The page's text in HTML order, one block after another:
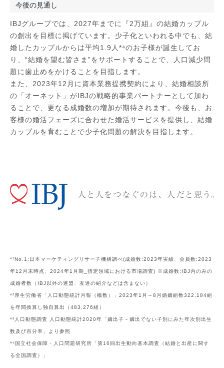
今後の見通し
IBJグループでは、2027年までに『2万組』の結婚カップル
の創出を目標に掲げています。少子化といわれる中でも、結
婚したカップルからは平均1.9人*⁴のお子様が誕生してお
り、“結婚を望む皆さま”をサポートすることで、人口減少問
題に歯止めをかけることを目指します。
また、2023年12月に資本業務提携契約により、結婚相談所
の「オーネット」がIBJの戦略的事業パートナーとして加わ
ることで、更なる成婚数の増加が期待されます。今後も、お
客様の婚活フェーズに合わせた婚活サービスを提供し、結婚
カップルを育むことで少子化問題の解決を目指します。
*¹No.1:日本マーケティングリサーチ機構調べ(成婚数:2023年実績、会員数:2023
年12月末時点、2024年1月期_指定領域における市場調査) ※成婚数:IBJ内のみの
成婚者数（IBJ以外の連盟、友達の紹介などは含まない）
*²厚生労働省「人口動態統計月報（概数）」2023年1月～8月婚姻組数322,184組
を年間換算し独自算出（483,276組）
*³人口動態調査 人口動態統計2020年「嫡出子－嫡出でない子別にみた年次別出生
数及び百分率」より参照
*⁴国立社会保障・人口問題研究所「第16回出生動向基本調査（結婚と出産に関す
る全国調査）」